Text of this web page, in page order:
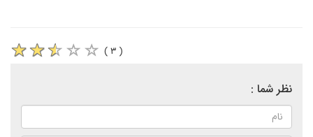
( ۳ )
نظر شما :